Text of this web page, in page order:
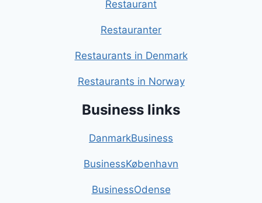
Restaurant
Restauranter
Restaurants in Denmark
Restaurants in Norway
Business links
DanmarkBusiness
BusinessKøbenhavn
BusinessOdense